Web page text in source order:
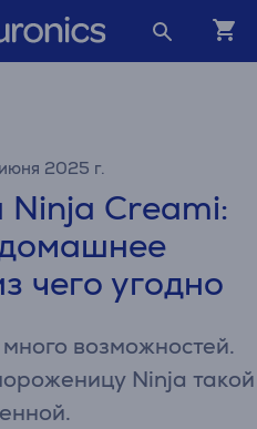
2025 г.
Creami:
домашнее
чего угодно
возможностей.
Ninja такой